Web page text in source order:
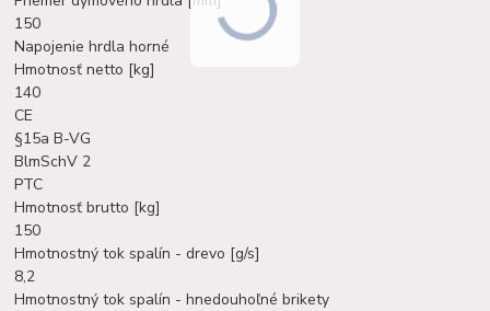
150
Napojenie hrdla horné
Hmotnosť netto [kg]
140
CE
§15a B-VG
BlmSchV 2
PTC
Hmotnosť brutto [kg]
150
Hmotnostný tok spalín - drevo [g/s]
8,2
Hmotnostný tok spalín - hnedouhoľné brikety